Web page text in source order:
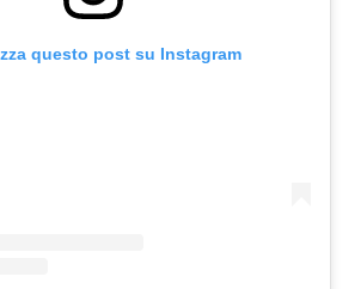
questo post su Instagram